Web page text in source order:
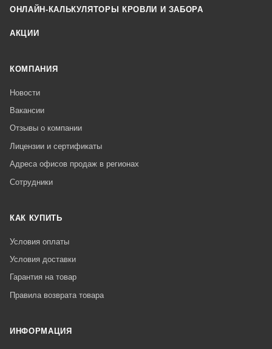
ОНЛАЙН-КАЛЬКУЛЯТОРЫ КРОВЛИ И ЗАБОРА
АКЦИИ
КОМПАНИЯ
Новости
Вакансии
Отзывы о компании
Лицензии и сертификаты
Адреса офисов продаж в регионах
Сотрудники
КАК КУПИТЬ
Условия оплаты
Условия доставки
Гарантия на товар
Правила возврата товара
ИНФОРМАЦИЯ